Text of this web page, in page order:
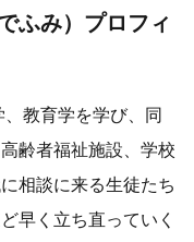
ふみ）プロフィ
教育学を学び、同
齢者福祉施設、学校
相談に来る生徒たち
早く立ち直っていく